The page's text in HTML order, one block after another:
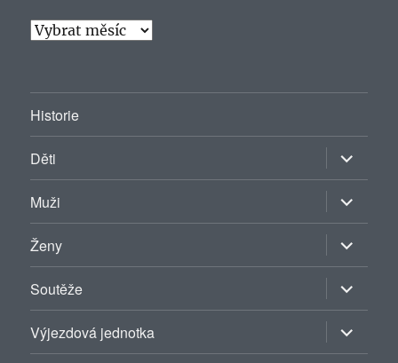
Archiv
Historie
Děti Zobrazit
položky
Muži
Zobrazit
položky
Ženy
Zobrazit
položky
Soutěže
Zobrazit
položky
Výjezdová jednotka
Zobrazit
položky